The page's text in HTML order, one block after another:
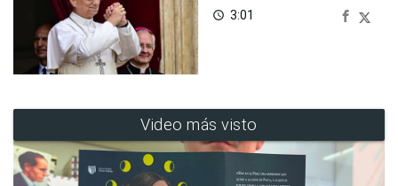
access_time 3:01
Video más visto